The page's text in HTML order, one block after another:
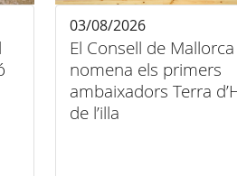
El Consell de Mallorca
nomena els primers
ambaixadors Terra
de l’illa
03/08/2026